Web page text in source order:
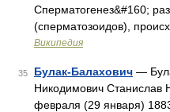
Сперматогенез&#160;
(сперматозоидов),
Википедия
35 Булак-Балахович —
Никодимович Станислав
февраля (29 января)